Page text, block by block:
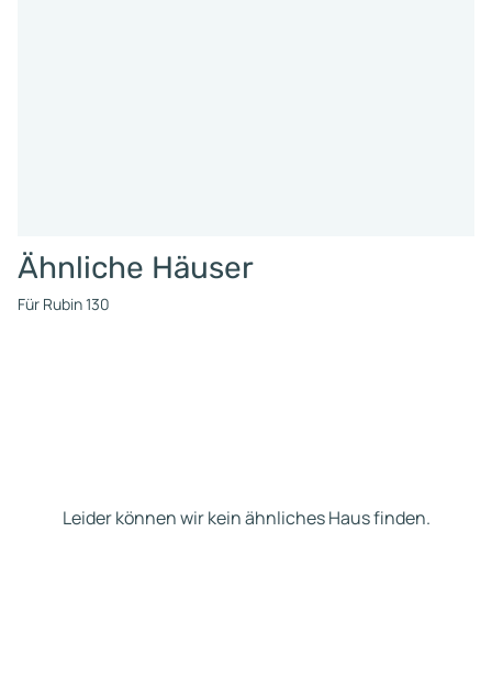
Ähnliche Häuser
Für Rubin 130
Leider können wir kein ähnliches Haus finden.